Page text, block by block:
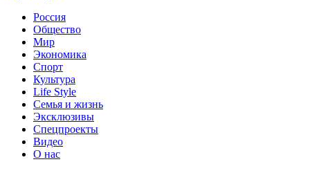
Россия
Общество
Мир
Экономика
Спорт
Культура
Life Style
Семья и жизнь
Эксклюзивы
Спецпроекты
Видео
О нас